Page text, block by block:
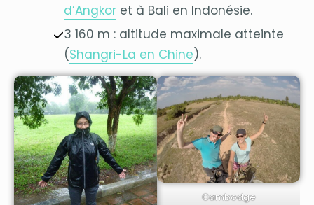
d’Angkoret à Bali en Indonésie.
3 160 m : altitude maximale atteinte
(Shangri-La en Chine).
Cambodge